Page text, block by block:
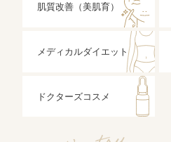
肌質改善（美肌育）
メディカルダイエット
ドクターズコスメ